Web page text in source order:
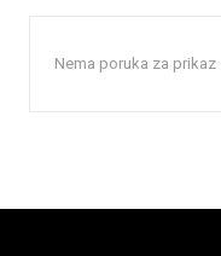
Nema poruka za prikaz